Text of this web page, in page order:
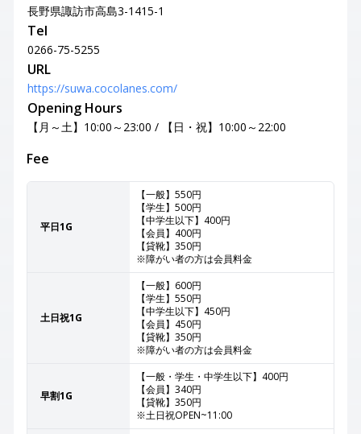
長野県諏訪市高島3-1415-1
Tel
0266-75-5255
URL
https://suwa.cocolanes.com/
Opening Hours
【月～土】10:00～23:00 / 【日・祝】10:00～22:00
Fee
平日1G
【一般】550円
【学生】500円
【中学生以下】400円
【会員】400円
【貸靴】350円
※障がい者の方は会員料金
土日祝1G
【一般】600円
【学生】550円
【中学生以下】450円
【会員】450円
【貸靴】350円
※障がい者の方は会員料金
早割1G
【一般・学生・中学生以下】400円
【会員】340円
【貸靴】350円
※土日祝OPEN~11:00